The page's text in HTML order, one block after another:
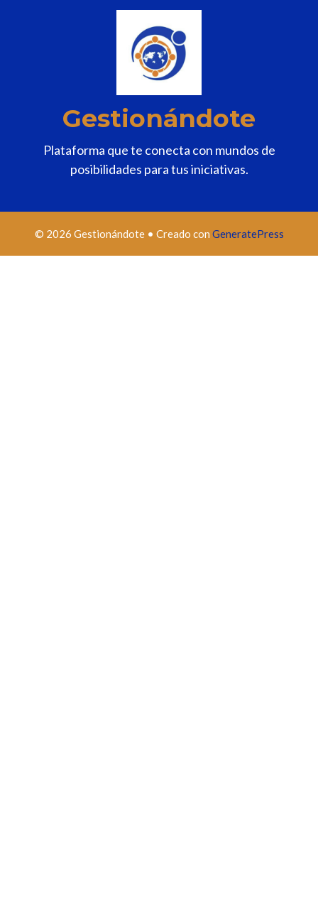
Gestionándote
Plataforma que te conecta con mundos de
posibilidades para tus iniciativas.
© 2026 Gestionándote• Creado con GeneratePress